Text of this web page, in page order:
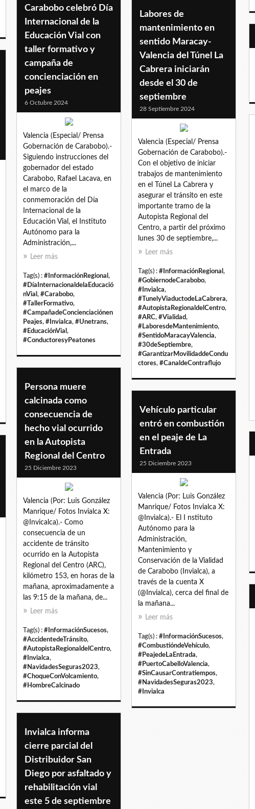
Carabobo celebró Día
Internacional de la
Educación Vial con
taller formativo y
campaña de
concienciación en
peajes
6 Octubre 2024
Valencia (Especial/ Prensa
Gobernación de Carabobo).-
Siguiendo instrucciones del
gobernador del estado
Carabobo, Rafael Lacava, en
el marco de la
conmemoración del Día
Internacional de la
Educación Vial, el Instituto
Autónomo para la
Administración,...
Leer más
Tag(s) : #InformaciónRegional ,
#DíaInternacionaldelaEducació
nVial , #Carabobo,
#TallerFormativo,
#CampañadeConcienciaciónen
Peajes, #Invialca, #Unetrans,
#EducaciónVial ,
#ConductoresyPeatones
Labores de
mantenimiento en
sentido Maracay-
Valencia del Túnel La
Cabrera iniciarán
desde el 30 de
septiembre
28 Septiembre 2024
Valencia (Especial/ Prensa
Gobernación de Carabobo).-
Con el objetivo de iniciar
trabajos de mantenimiento
en el Túnel La Cabrera y
asegurar el tránsito en este
importante tramo de la
Autopista Regional del
Centro, a partir del próximo
lunes 30 de septiembre,...
Leer más
Tag(s) : #InformaciónRegional ,
#GobiernodeCarabobo,
#Invialca,
#TunelyViaductodeLaCabrera,
#AutopistaRegionaldelCentro,
#ARC, #Vialidad,
#LaboresdeMantenimiento,
#SentidoMaracayValencia,
#30deSeptiembre,
#GarantizarMovilidaddeCondu
ctores, #CanaldeContraflujo
Persona muere
calcinada como
consecuencia de
hecho vial ocurrido
en la Autopista
Regional del Centro
25 Diciembre 2023
Valencia (Por: Luis González
Manrique/ Fotos Invialca X:
@Invicalca).- Como
consecuencia de un
accidente de tránsito
ocurrido en la Autopista
Regional del Centro (ARC),
kilómetro 153, en horas de la
mañana, aproximadamente a
las 9:15 de la mañana, de...
Leer más
Tag(s) : #InformaciónSucesos,
#AccidentedeTránsito,
#AutopistaRegionaldelCentro,
#Invialca,
#NavidadesSeguras2023,
#ChoqueConVolcamiento,
#HombreCalcinado
Vehículo particular
entró en combustión
en el peaje de La
Entrada
25 Diciembre 2023
Valencia (Por: Luis González
Manrique/ Fotos Invialca X:
@Invialca).- El I nstituto
Autónomo para la
Administración,
Mantenimiento y
Conservación de la Vialidad
de Carabobo (Invialca), a
través de la cuenta X
(@Invialca), cerca del final de
la mañana...
Leer más
Tag(s) : #InformaciónSucesos,
#CombustióndeVehículo,
#PeajedeLaEntrada,
#PuertoCabelloValencia,
#SinCausarContratiempos,
#NavidadesSeguras2023,
#Invialca
Invialca informa
cierre parcial del
Distribuidor San
Diego por asfaltado y
rehabilitación vial
este 5 de septiembre